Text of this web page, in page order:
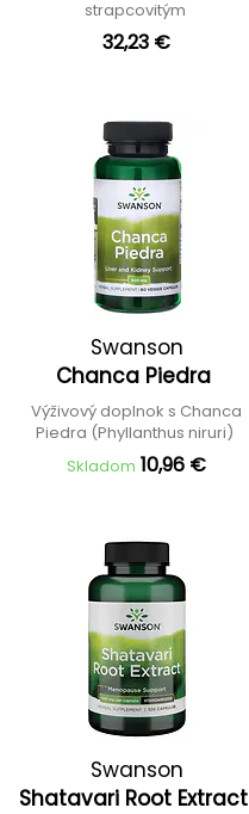
strapcovitým
32,23 €
Swanson
Chanca Piedra
Výživový doplnok s Chanca
Piedra (Phyllanthus niruri)
Skladom 10,96 €
Swanson
Shatavari Root Extract